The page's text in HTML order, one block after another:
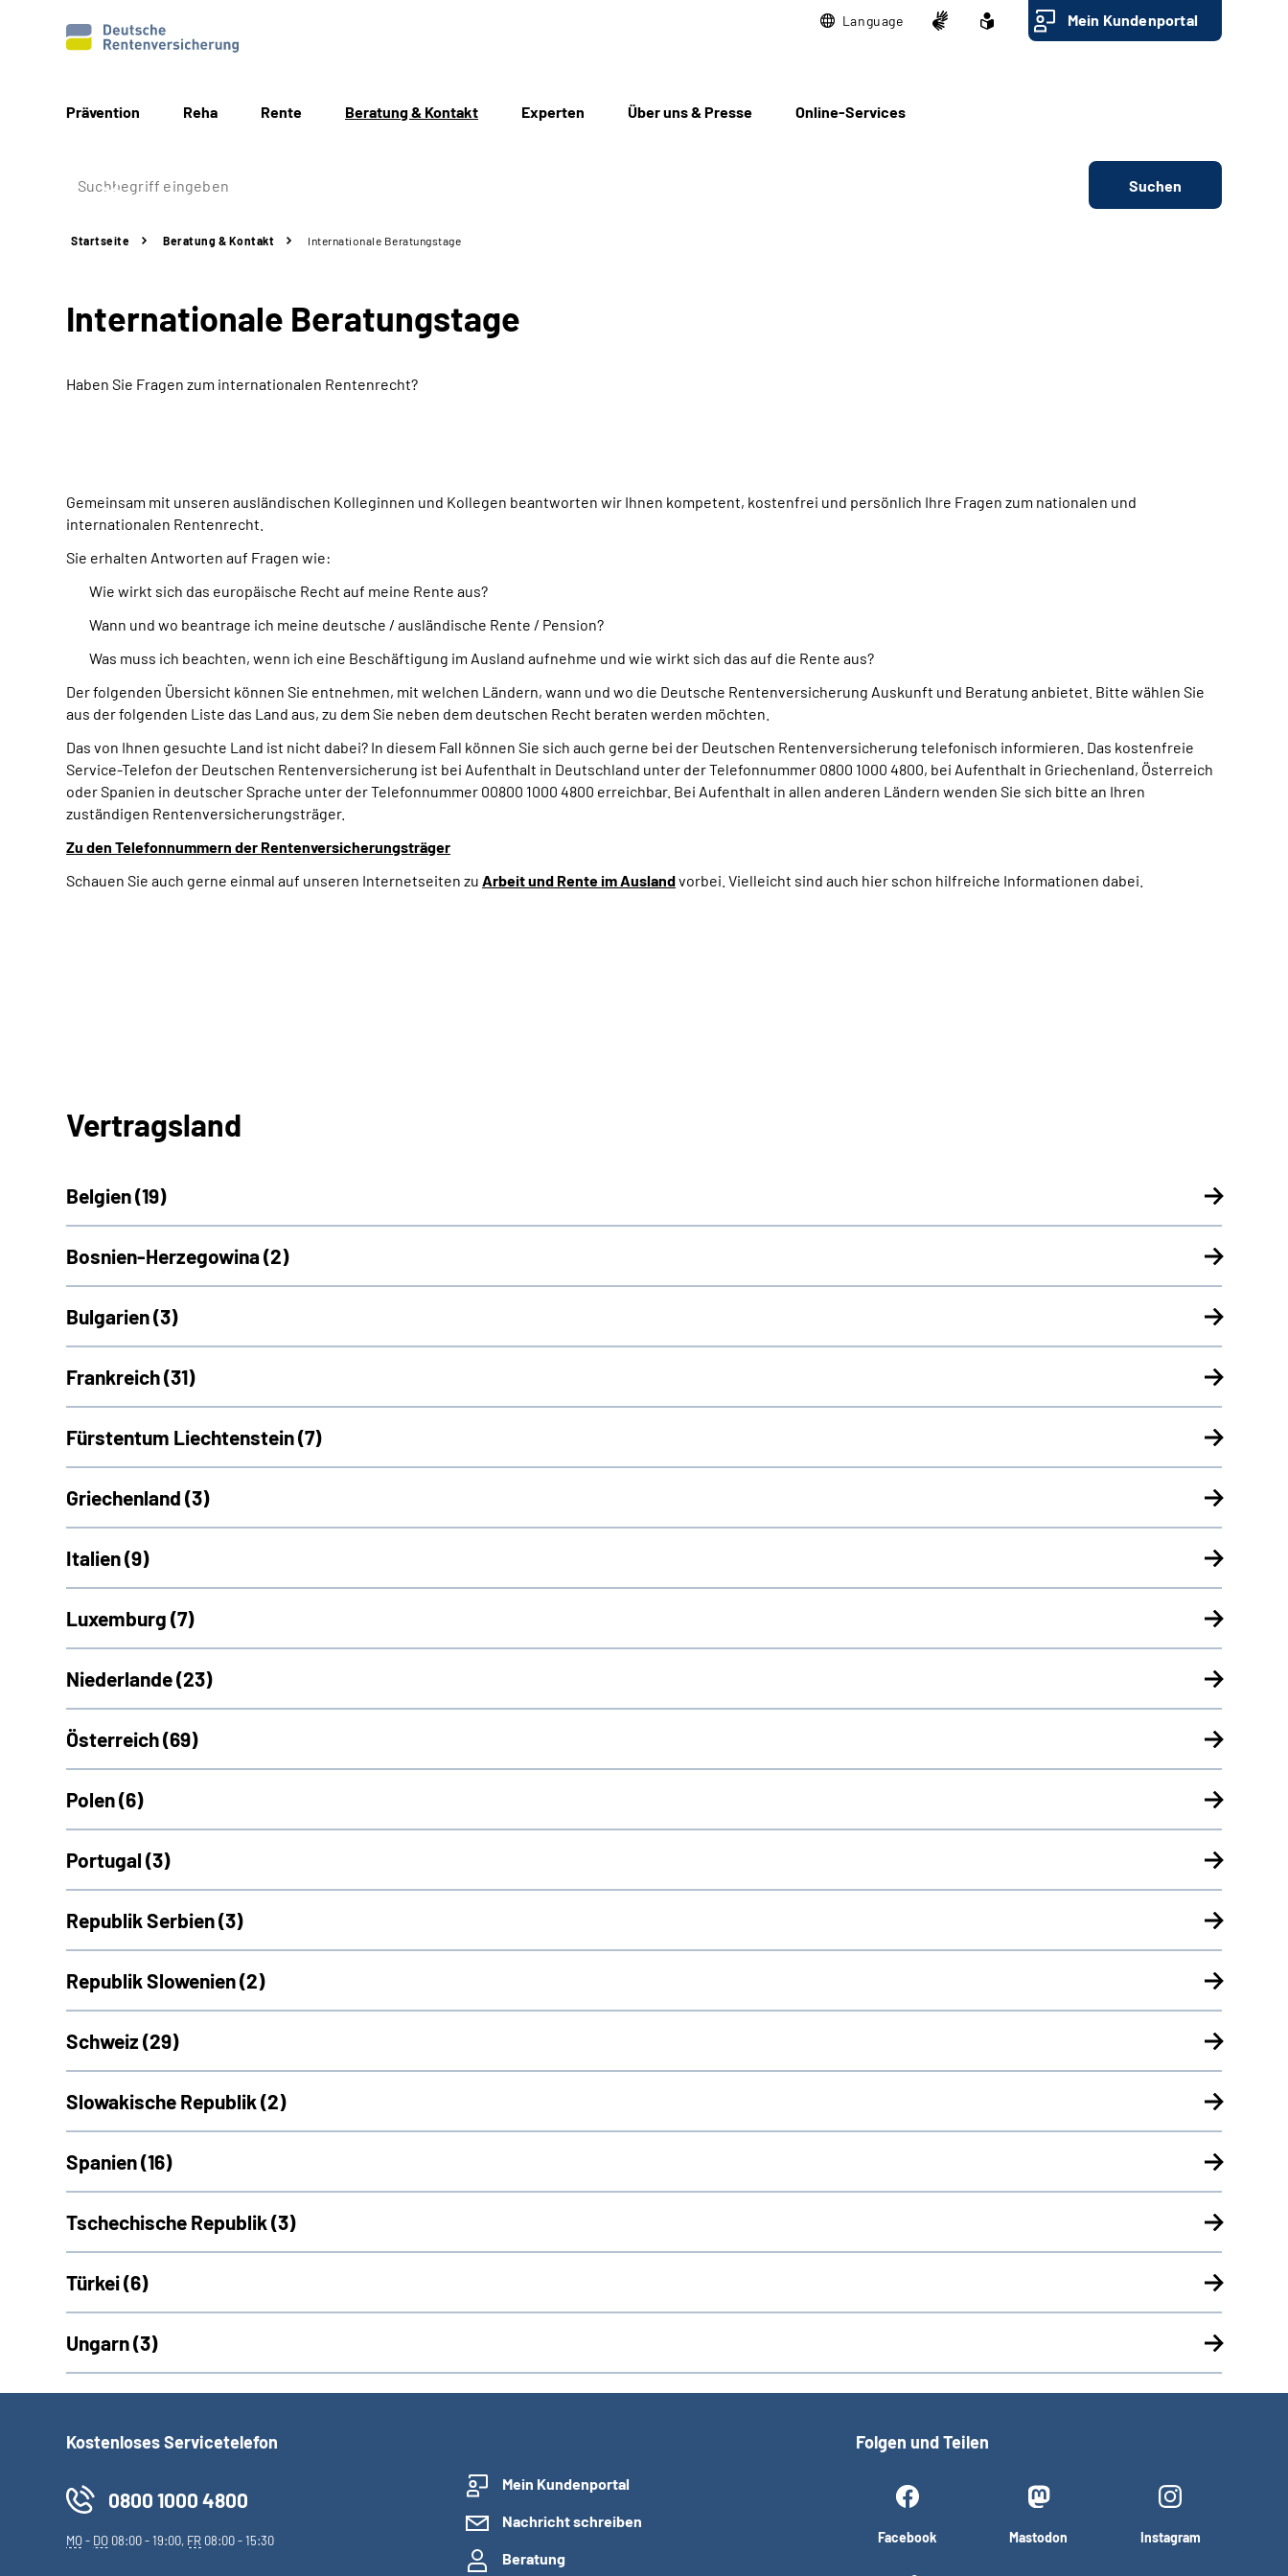
Language Mein Kundenportal
Prävention Reha Rente Beratung & Kontakt Experten Über uns & Presse Online-Services
Suchen
Startseite Beratung & Kontakt Internationale Beratungstage
Internationale Beratungstage
Haben Sie Fragen zum internationalen Rentenrecht?
Gemeinsam mit unseren ausländischen Kolleginnen und Kollegen beantworten wir Ihnen kompetent, kostenfrei und persönlich Ihre Fragen zum nationalen und
internationalen Rentenrecht.
Sie erhalten Antworten auf Fragen wie:
Wie wirkt sich das europäische Recht auf meine Rente aus?
Wann und wo beantrage ich meine deutsche / ausländische Rente / Pension?
Was muss ich beachten, wenn ich eine Beschäftigung im Ausland aufnehme und wie wirkt sich das auf die Rente aus?
Der folgenden Übersicht können Sie entnehmen, mit welchen Ländern, wann und wo die Deutsche Rentenversicherung Auskunft und Beratung anbietet. Bitte wählen Sie
aus der folgenden Liste das Land aus, zu dem Sie neben dem deutschen Recht beraten werden möchten.
Das von Ihnen gesuchte Land ist nicht dabei? In diesem Fall können Sie sich auch gerne bei der Deutschen Rentenversicherung telefonisch informieren. Das kostenfreie
Service-Telefon der Deutschen Rentenversicherung ist bei Aufenthalt in Deutschland unter der Telefonnummer 0800 1000 4800, bei Aufenthalt in Griechenland, Österreich
oder Spanien in deutscher Sprache unter der Telefonnummer 00800 1000 4800 erreichbar. Bei Aufenthalt in allen anderen Ländern wenden Sie sich bitte an Ihren
zuständigen Rentenversicherungsträger.
Zu den Telefonnummern der Rentenversicherungsträger
Schauen Sie auch gerne einmal auf unseren Internetseiten zu Arbeit und Rente im Auslandvorbei. Vielleicht sind auch hier schon hilfreiche Informationen dabei.
Vertragsland
Belgien (19)
Bosnien-Herzegowina (2)
Bulgarien (3)
Frankreich (31)
Fürstentum Liechtenstein (7)
Griechenland (3)
Italien (9)
Luxemburg (7)
Niederlande (23)
Österreich (69)
Polen (6)
Portugal (3)
Republik Serbien (3)
Republik Slowenien (2)
Schweiz (29)
Slowakische Republik (2)
Spanien (16)
Tschechische Republik (3)
Türkei (6)
Ungarn (3)
Kostenloses Servicetelefon
0800 1000 4800
MO- DO 08:00 - 19:00, FR 08:00 - 15:30
Mein Kundenportal
Nachricht schreiben
Beratung
Folgen und Teilen
Facebook Mastodon Instagram